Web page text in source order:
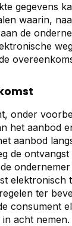
gegevens
waarin,
de
onder
het aanbod
aanbod
de
ter
consument
in acht nemen.